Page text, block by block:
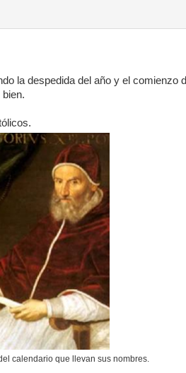
la despedida del año y el comienzo
calendario que llevan sus nombres.